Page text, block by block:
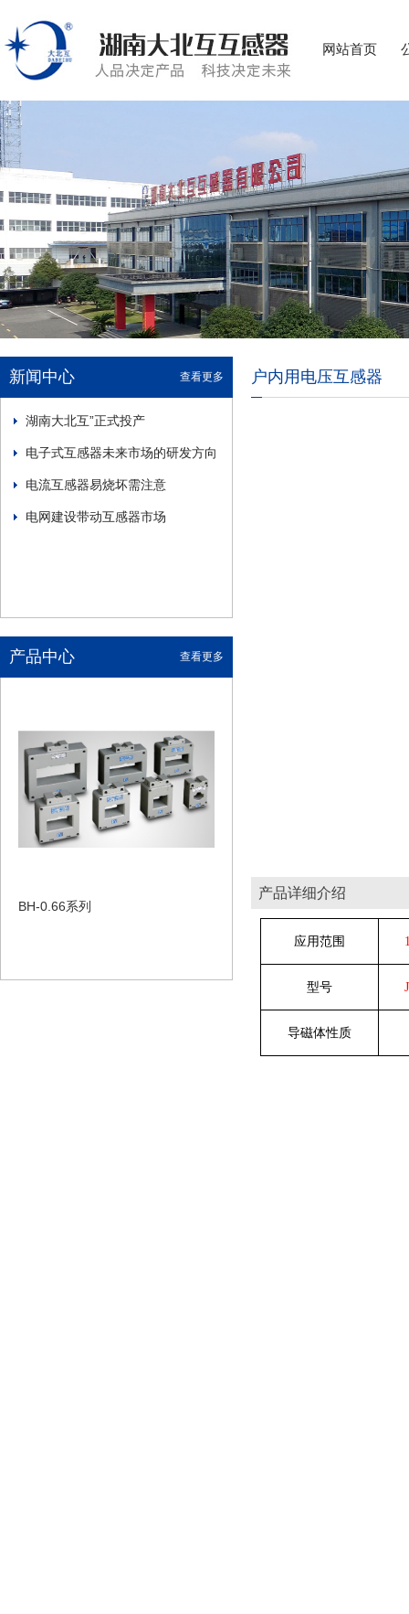
网站首页
查看更多
新闻中心
湖南大北互”正式投产
电子式互感器未来市场的研发方向
电流互感器易烧坏需注意
电网建设带动互感器市场
查看更多
产品中心
BH-0.66系列
户内用电压互感器
产品详细介绍
应用范围
型号
导磁体性质